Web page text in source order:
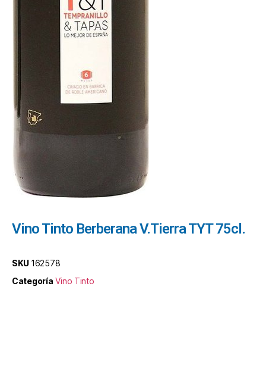
Vino Tinto Berberana V.Tierra TYT 75cl.
SKU 162578
Categoría Vino Tinto